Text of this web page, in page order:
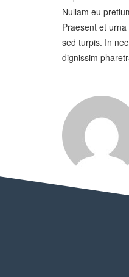
Nullam eu
Praesent et
sed turpis. In
dignissim